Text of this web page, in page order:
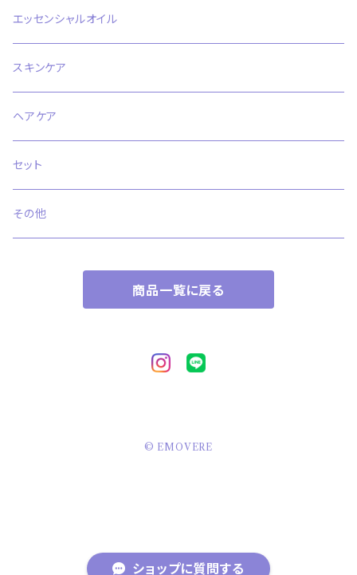
ショップに質問する
エッセンシャルオイル
スキンケア
ヘアケア
セット
その他
商品一覧に戻る
© EMOVERE